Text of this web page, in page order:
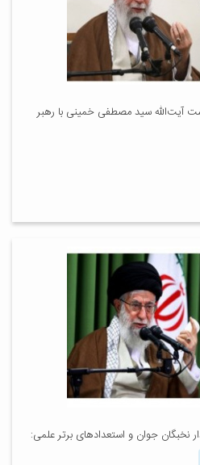
آیت‌الله سید مصطفی خمینی با رهبر
نخبگان جوان و استعدادهای برتر علمی: